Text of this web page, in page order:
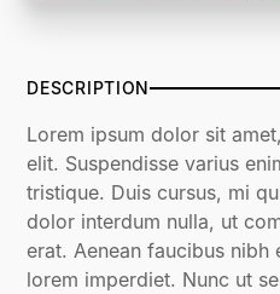
DESCRIPTION
Lorem ipsum dolor sit
elit. Suspendisse varius
tristique. Duis cursus, mi
dolor interdum nulla, ut
erat. Aenean faucibus nibh
lorem imperdiet. Nunc ut